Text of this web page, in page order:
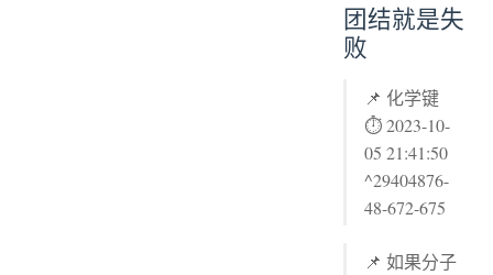
团结就是失
败
📌 化学键
⏱ 2023-10-
05 21:41:50
^29404876-
48-672-675
📌 如果分子